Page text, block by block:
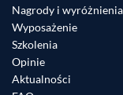
Nagrody i wyróżnienia
Wyposażenie
Szkolenia
Opinie
Aktualności